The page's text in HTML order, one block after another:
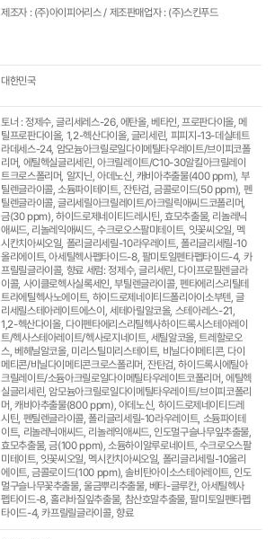
제조자 : (주)아이피어리스 / 제조판매업자 : (주)스킨푸드
대한민국
토너 : 정제수, 글리세레스-26, 에탄올, 베타인, 프로판다이올, 메
틸프로판다이올, 1,2-헥산다이올, 글리세린, 피피지-13-데실테트
라데세스-24, 암모늄아크릴로일다이메틸타우레이트/브이피코폴
리머, 에틸헥실글리세린, 아크릴레이트/C10-30알킬아크릴레이
트크로스폴리머, 알지닌, 아데노신, 캐비아추출물(400 ppm), 부
틸렌글라이콜, 소듐파이테이트, 잔탄검, 금콜로이드(50 ppm), 펜
틸렌글라이콜, 글리세릴아크릴레이트/아크릴릭애씨드코폴리머,
금(30 ppm), 하이드로제네이티드레시틴, 효모추출물, 리놀레닉
애씨드, 리놀레익애씨드, 수크로오스팔미테이트, 잇꽃씨오일, 멕
시칸치아씨오일, 폴리글리세릴-10라우레이트, 폴리글리세릴-10
올리에이트, 아세틸헥사펩타이드-8, 팔미토일펜타펩타이드-4, 카
프릴릴글라이콜, 향료 세럼: 정제수, 글리세린, 다이프로필렌글라
이콜, 사이클로헥사실록세인, 부틸렌글라이콜, 펜타에리스리틸테
트라에틸헥사노에이트, 하이드로제네이티드폴리아이소부텐, 글
리세릴스테아레이트에스이, 세테아릴알코올, 스테아레스-21,
1,2-헥산다이올, 다이펜타에리스리틸헥사하이드록시스테아레이
트/헥사스테아레이트/헥사로지네이트, 세틸알코올, 트레할로오
스, 베헤닐알코올, 미리스틸미리스테이트, 비닐다이메티콘, 다이
메티콘/비닐다이메티콘크로스폴리머, 잔탄검, 하이드록시에틸아
크릴레이트/소듐아크릴로일다이메틸타우레이트코폴리머, 에틸헥
실글리세린, 암모늄아크릴로일다이메틸타우레이트/브이피코폴리
머, 캐비아추출물(800 ppm), 아데노신, 하이드로제네이티드레
시틴, 펜틸렌글라이콜, 폴리글리세릴-10라우레이트, 소듐파이테
이트, 리놀레닉애씨드, 리놀레익애씨드, 인도멀구슬나무잎추출물,
효모추출물, 금(100 ppm), 소듐하이알루로네이트, 수크로오스팔
미테이트, 잇꽃씨오일, 멕시칸치아씨오일, 폴리글리세릴-10올리
에이트, 금콜로이드(100 ppm), 솔비탄아이소스테아레이트, 인도
멀구슬나무꽃추출물, 울금뿌리추출물, 베타-글루칸, 아세틸헥사
펩타이드-8, 홀리바질잎추출물, 참산호말추출물, 팔미토일펜타펩
타이드-4, 카프릴릴글라이콜, 향료